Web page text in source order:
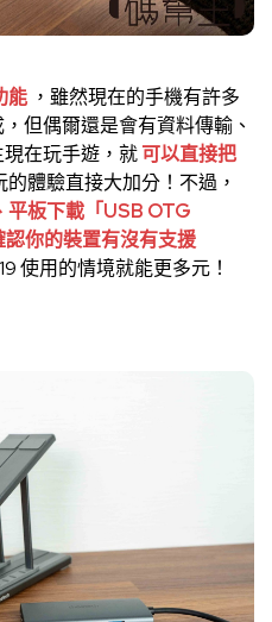
能 ，雖然現在的手機有許多
但偶爾還是會有資料傳輸、
在玩手遊，就可以直接把
的體驗直接大加分！不過，
平板下載「USB OTG
認你的裝置有沒有支援
使用的情境就能更多元！